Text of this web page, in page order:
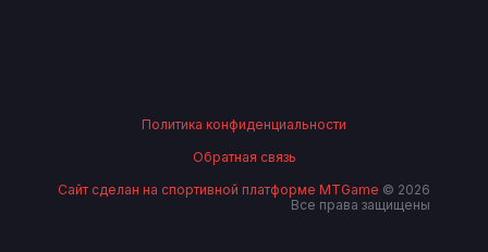
Политика конфиденциальности
Обратная связь
Сайт сделан на спортивной платформе MTGame © 2026
Все права защищены